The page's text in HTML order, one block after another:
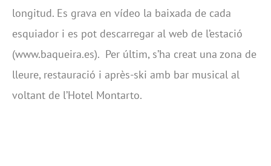
longitud. Es grava en vídeo la baixada de cada
esquiador i es pot descarregar al web de l’estació
(www.baqueira.es). Per últim, s’ha creat una zona de
lleure, restauració i après-ski amb bar musical al
voltant de l’Hotel Montarto.